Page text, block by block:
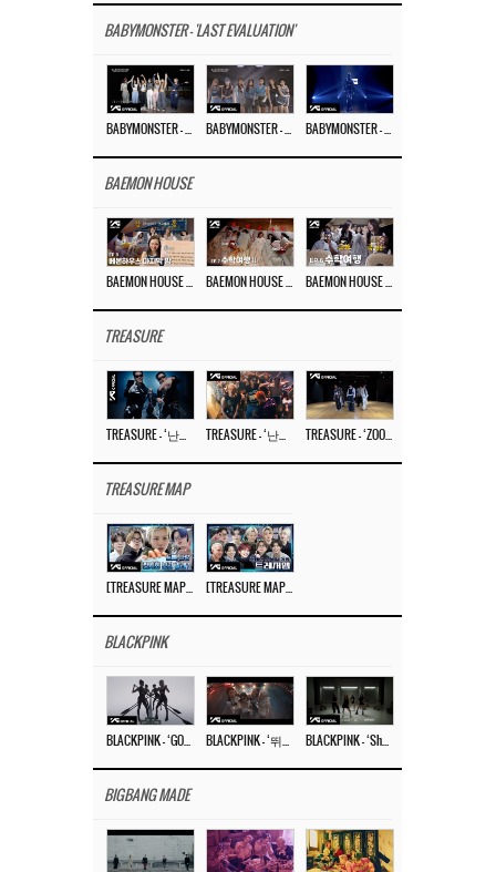
BABYMONSTER - 'LAST EVALUATION'
BABYMONSTER – ‘Last Evaluation’ EP.8 BABYMONSTER – ‘Last Evaluation’ EP.7 BABYMONSTER – ‘Last Evaluation’ EP.6
BAEMON HOUSE
BAEMON HOUSE EP.8 BAEMON HOUSE EP.7 BAEMON HOUSE EP.6
TREASURE
TREASURE – ‘난리나 (NALLY-NA) (HYUNHAYO)’ DANCE PERFORMANCE VIDEO TREASURE – ‘난리나 (NALLY-NA) (HYUNHAYO)’ M/V TREASURE – ‘ZOOM ZOOM’ DANCE PRACTICE VIDEO
TREASURE MAP
[TREASURE MAP] EP.77 🥲 우리 트레저 겁쟁이 아닙니다 🤚 기묘한 전시회 [TREASURE MAP] EP.77 🕯️ THE STRANGE EXHIBITION 🕰️ TEASER
BLACKPINK
BLACKPINK – ‘GO’ M/V BLACKPINK – ‘뛰어(JUMP)’ M/V BLACKPINK – ‘Shut Down’ DANCE PERFORMANCE VIDEO
BIGBANG MADE